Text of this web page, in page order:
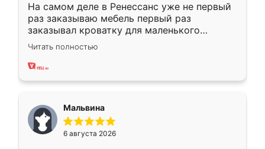
На самом деле в Ренессанс уже не первый
раз заказываю мебель первый раз
заказывал кроватку для маленького
ребёнка при его рождении ,во второй раз
заказал шкаф-купе. По качеству очень
хорошее сборка достаточно быстрая,
меньше, здесь же он более разнообразный.
Мне нравится ,если что-то потребуется из
мебели буду заказывать только здесь.
Читать полностью
Мальвина
6 августа 2026